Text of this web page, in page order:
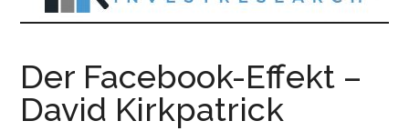
Der Facebook-Effekt –
David Kirkpatrick